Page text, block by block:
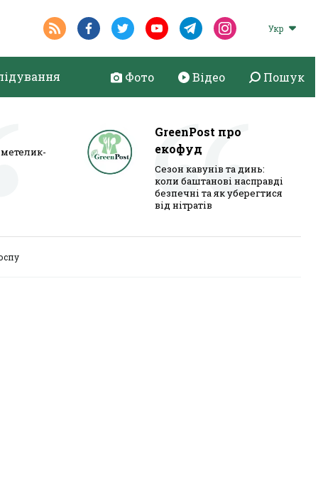
Укр
Фото Відео Пошук
GreenPost про
екофуд
Сезон кавунів та динь:
коли баштанові насправді
безпечні та як уберегтися
від нітратів